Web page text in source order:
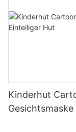
Kinderhut